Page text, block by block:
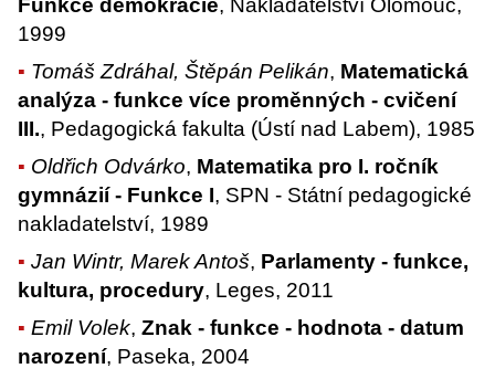
Funkce demokracie, Nakladatelství Olomouc,
1999
Tomáš Zdráhal, Štěpán Pelikán, Matematická
analýza - funkce více proměnných - cvičení
III., Pedagogická fakulta (Ústí nad Labem), 1985
Oldřich Odvárko, Matematika pro I. ročník
gymnázií - Funkce I, SPN - Státní pedagogické
nakladatelství, 1989
Jan Wintr, Marek Antoš, Parlamenty - funkce,
kultura, procedury, Leges, 2011
Emil Volek,Znak - funkce - hodnota - datum
narození, Paseka, 2004